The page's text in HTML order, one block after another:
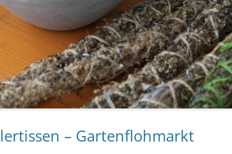
– Gartenflohmarkt